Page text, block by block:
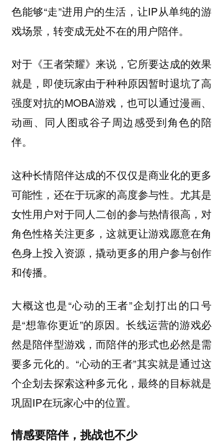
色能够“走”进用户的生活，让IP从单纯的游
戏场景，转变成无处不在的用户陪伴。
对于《王者荣耀》来说，它所要达成的效果
就是，即使玩家由于种种原因暂时退坑了高
强度对抗的MOBA游戏，也可以通过漫画、
动画、同人图或谷子周边感受到角色的陪
伴。
这种长情陪伴达成的不仅仅是商业化的更多
可能性，还在于玩家的高度参与性。尤其是
女性用户对于同人二创的参与热情很高，对
角色性格关注更多，这就更让游戏愿意在角
色身上投入资源，撬动更多的用户参与创作
和传播。
大概这也是“心动的王者”企划打出的口号
是“想靠你更近”的原因。长线运营的游戏必
然是陪伴型游戏，而陪伴的形式也必然是需
要多元化的。“心动的王者”其实就是通过这
个企划去探索这种多元化，最终的目标就是
巩固IP在玩家心中的位置。
情感要陪伴，挑战也不少